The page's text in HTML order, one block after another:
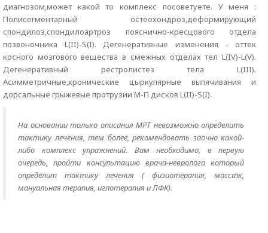
диагнозом,может какой то комплекс посоветуете. У меня :
Полисегментарный остеохондроз,деформирующий
спондилоз,спондилоартроз пояснично-кресцового отдела
позвоночника L(II)-S(I). Дегенеративные изменения - оттек
косного мозгового вещества в смежных отделах тел L(IV)-L(V).
Дегенеративный рестролистез тела L(III).
Асимметричные,хронические цыркулярные выпячивания и
дорсальные грыжевые протрузии М-П дисков L(II)-S(I).
На основании только описания МРТ невозможно определить
тактику лечения, тем более, рекомендовать заочно какой-
либо комплекс упражнений. Вам необходимо, в первую
очередь, пройти консультацию врача-невролога который
определит тактику лечения ( физиотерапия, массаж,
мануальная терапия, иглотерапия и ЛФК).